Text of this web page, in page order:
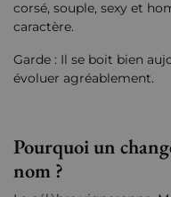
corsé, souple, sexy et
caractère.
Garde : Il se boit bien
évoluer agréablement.
Pourquoi un
nom ?